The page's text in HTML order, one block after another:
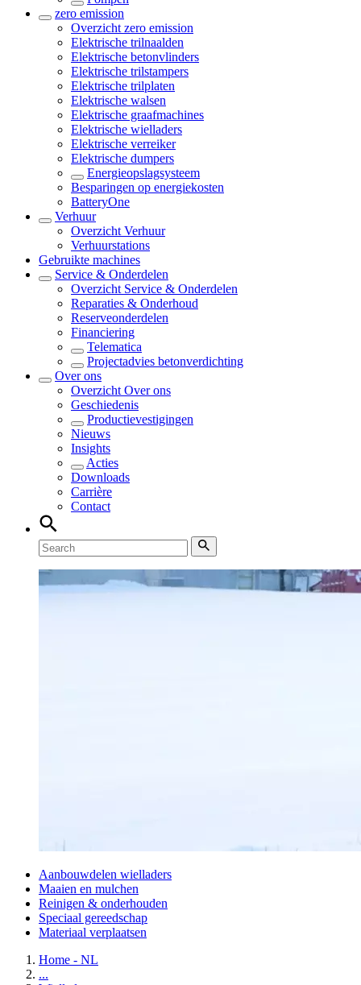
zero emission
Overzicht zero emission
Elektrische trilnaalden
Elektrische betonvlinders
Elektrische trilstampers
Elektrische trilplaten
Elektrische walsen
Elektrische graafmachines
Elektrische wielladers
Elektrische verreiker
Elektrische dumpers
Energieopslagsysteem
Besparingen op energiekosten
BatteryOne
Verhuur
Overzicht Verhuur
Verhuurstations
Gebruikte machines
Service & Onderdelen
Overzicht Service & Onderdelen
Reparaties & Onderhoud
Reserveonderdelen
Financiering
Telematica
Projectadvies betonverdichting
Over ons
Overzicht Over ons
Geschiedenis
Productievestigingen
Nieuws
Insights
Acties
Downloads
Carrière
Contact
Aanbouwdelen wielladers
Maaien en mulchen
Reinigen & onderhouden
Speciaal gereedschap
Materiaal verplaatsen
Home - NL
...